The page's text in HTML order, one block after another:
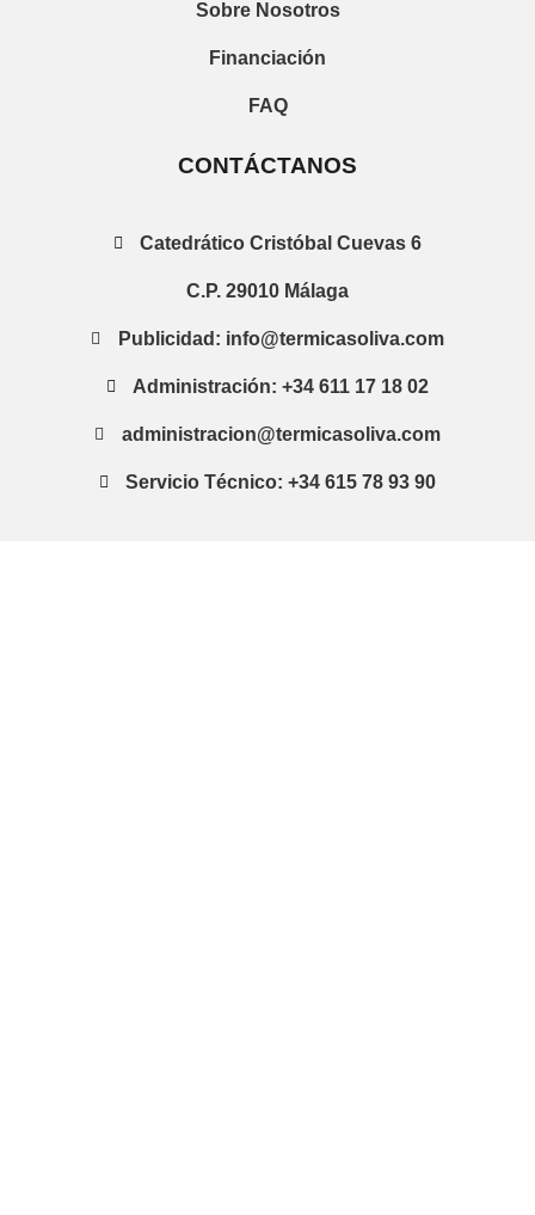
Sobre Nosotros
Financiación
FAQ
CONTÁCTANOS
Catedrático Cristóbal Cuevas 6
C.P. 29010 Málaga
Publicidad: info@termicasoliva.com
Administración: +34 611 17 18 02
administracion@termicasoliva.com
Servicio Técnico: +34 615 78 93 90